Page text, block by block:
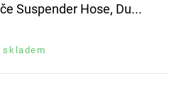
Suspender Hose, Du...
skladem